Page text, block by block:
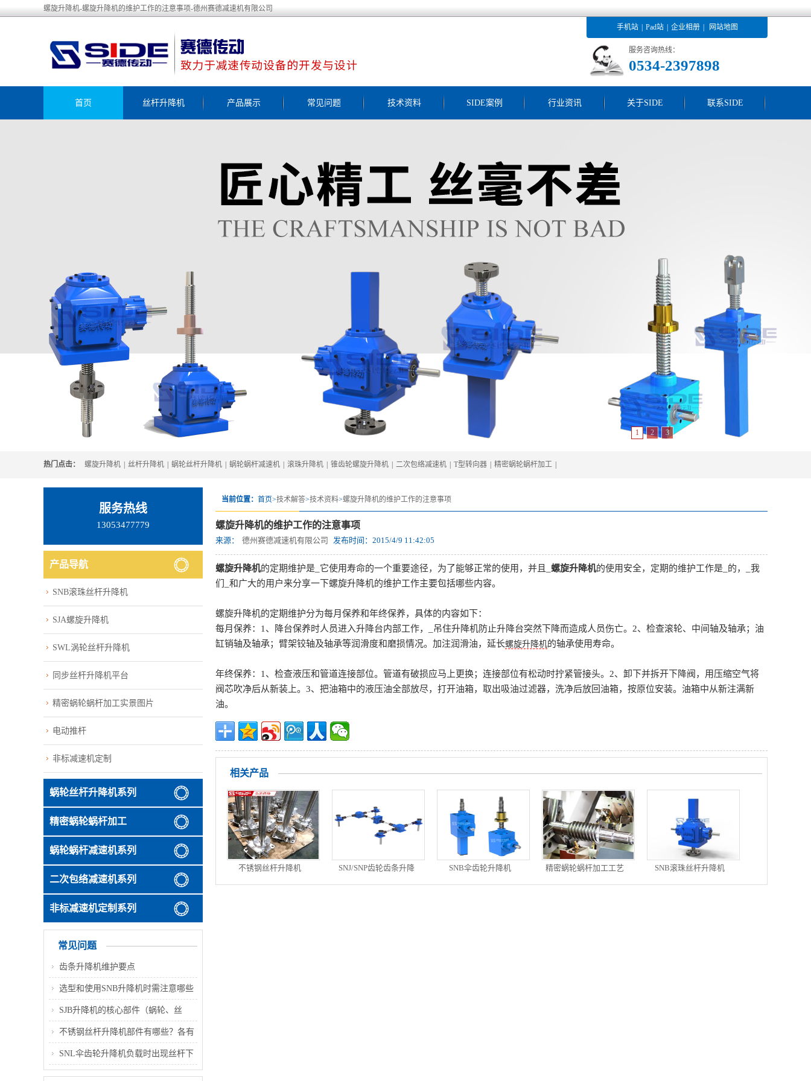
螺旋升降机-螺旋升降机的维护工作的注意事项-德州赛德减速机有限公司
手机站 Pad站 企业相册 网站地图
服务咨询热线：
0534-2397898
首页 丝杆升降机 产品展示 常见问题 技术资料 SIDE案例 行业资讯 关于SIDE 联系SIDE
1 2 3
热门点击： 螺旋升降机 丝杆升降机 蜗轮丝杆升降机 蜗轮蜗杆减速机 滚珠升降机 锥齿轮螺旋升降机 二次包络减速机 T型转向器 精密蜗轮蜗杆加工
当前位置： 首页>技术解答>技术资料>螺旋升降机的维护工作的注意事项
螺旋升降机的维护工作的注意事项
来源： 德州赛德减速机有限公司 发布时间： 2015/4/9 11:42:05
螺旋升降机的定期维护是_它使用寿命的一个重要途径，为了能够正常的使用，并且_ 螺旋升降机的使用安全，定期的维护工作是_的，_我
们_和广大的用户来分享一下螺旋升降机的维护工作主要包括哪些内容。
螺旋升降机的定期维护分为每月保养和年终保养，具体的内容如下：
每月保养：1、降台保养时人员进入升降台内部工作，_吊住升降机防止升降台突然下降而造成人员伤亡。2、检查滚轮、中间轴及轴承；油
缸销轴及轴承；臂架铰轴及轴承等润滑度和磨损情况。加注润滑油，延长螺旋升降机的轴承使用寿命。
年终保养：1、检查液压和管道连接部位。管道有破损应马上更换；连接部位有松动时拧紧管接头。2、卸下并拆开下降阀，用压缩空气将
阀芯吹净后从新装上。3、把油箱中的液压油全部放尽，打开油箱，取出吸油过滤器，洗净后放回油箱，按原位安装。油箱中从新注满新
油。
相关产品
不锈钢丝杆升降机
SNJ/SNP齿轮齿条升降
器
SNB伞齿轮升降机 精密蜗轮蜗杆加工工艺 SNB滚珠丝杆升降机
服务热线
13053477779
产品导航
SNB滚珠丝杆升降机
SJA螺旋升降机
SWL涡轮丝杆升降机
同步丝杆升降机平台
精密蜗轮蜗杆加工实景图片
电动推杆
非标减速机定制
蜗轮丝杆升降机系列
精密蜗轮蜗杆加工
蜗轮蜗杆减速机系列
二次包络减速机系列
非标减速机定制系列
常见问题
齿条升降机维护要点
选型和使用SNB升降机时需注意哪些
关键事项
SJB升降机的核心部件（蜗轮、丝
杆、壳体）常用材质是什么
不锈钢丝杆升降机部件有哪些？各有
什么作用？
SNL伞齿轮升降机负载时出现丝杆下
沉，是什么原因？